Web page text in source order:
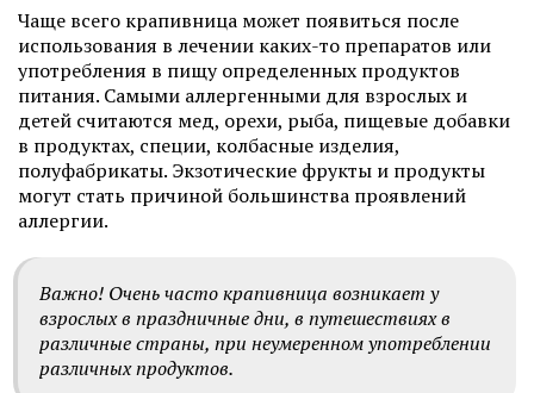
Чаще всего крапивница может появиться после
использования в лечении каких-то препаратов или
употребления в пищу определенных продуктов
питания. Самыми аллергенными для взрослых и
детей считаются мед, орехи, рыба, пищевые добавки
в продуктах, специи, колбасные изделия,
полуфабрикаты. Экзотические фрукты и продукты
могут стать причиной большинства проявлений
аллергии.
Важно! Очень часто крапивница возникает у
взрослых в праздничные дни, в путешествиях в
различные страны, при неумеренном употреблении
различных продуктов.